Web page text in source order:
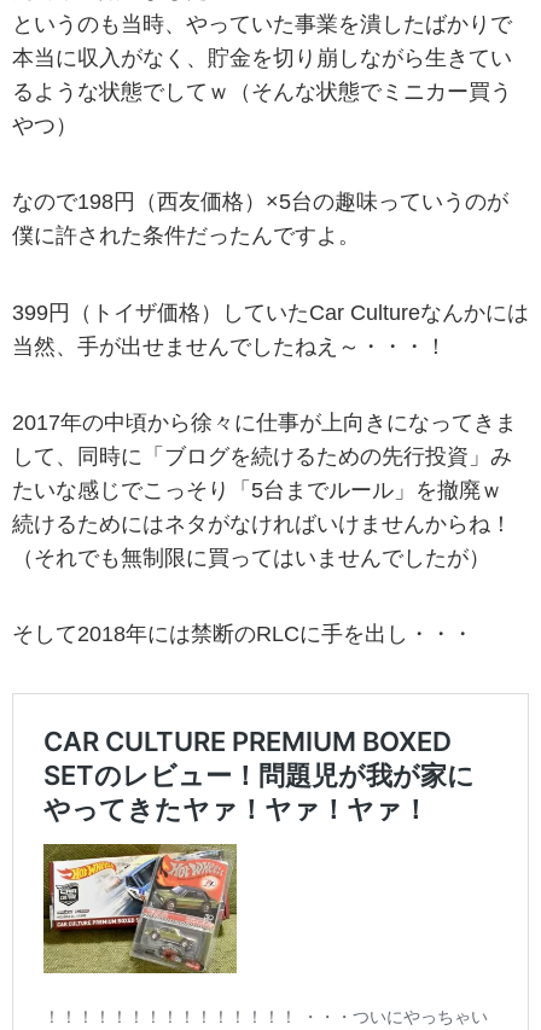
というのも当時、やっていた事業を潰したばかりで
本当に収入がなく、貯金を切り崩しながら生きてい
るような状態でしてｗ（そんな状態でミニカー買う
やつ）
なので198円（西友価格）×5台の趣味っていうのが
僕に許された条件だったんですよ。
399円（トイザ価格）していたCar Cultureなんかには
当然、手が出せませんでしたねえ～・・・！
2017年の中頃から徐々に仕事が上向きになってきま
して、同時に「ブログを続けるための先行投資」み
たいな感じでこっそり「5台までルール」を撤廃ｗ
続けるためにはネタがなければいけませんからね！
（それでも無制限に買ってはいませんでしたが）
そして2018年には禁断のRLCに手を出し・・・